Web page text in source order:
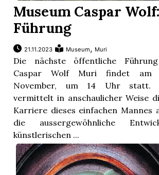
Museum Caspar Wolf:
Führung
21.11.2023 Museum, Muri
Die nächste öffentliche
Caspar Wolf Muri findet am
November, um 14 Uhr statt.
vermittelt in anschaulicher Weise
Karriere dieses einfachen Mannes
die aussergewöhnliche
künstlerischen ...